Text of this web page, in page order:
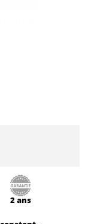
2 ans